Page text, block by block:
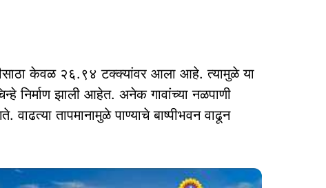
केवळ २६.९४ टक्क्यांवर आला आहे. त्यामुळे या
निर्माण झाली आहेत. अनेक गावांच्या नळपाणी
वाढत्या तापमानामुळे पाण्याचे बाष्पीभवन वाढून